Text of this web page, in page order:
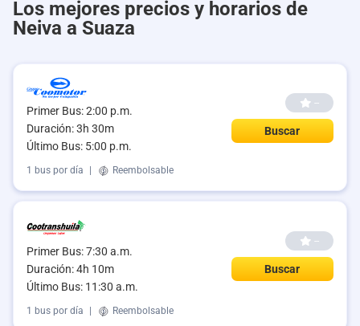
Los mejores precios y horarios de
Neiva a Suaza
Primer Bus: 2:00 p.m.
Duración: 3h 30m
Último Bus: 5:00 p.m.
--
Buscar
1 bus por día Reembolsable
Primer Bus: 7:30 a.m.
Duración: 4h 10m
Último Bus: 11:30 a.m.
--
Buscar
1 bus por día Reembolsable